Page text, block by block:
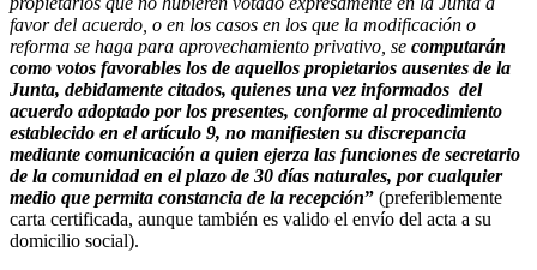
favor del acuerdo, o en los casos en los que la modificación o
reforma se haga para aprovechamiento privativo, se computarán
como votos favorables los de aquellos propietarios ausentes de la
Junta, debidamente citados, quienes una vez informados del
acuerdo adoptado por los presentes, conforme al procedimiento
establecido en el artículo 9, no manifiesten su discrepancia
mediante comunicación a quien ejerza las funciones de secretario
de la comunidad en el plazo de 30 días naturales, por cualquier
medio que permita constancia de la recepción” (preferiblemente
carta certificada, aunque también es valido el envío del acta a su
domicilio social).